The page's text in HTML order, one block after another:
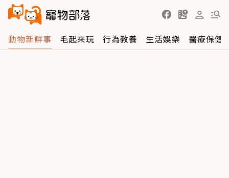
動物新鮮事 毛起來玩 行為教養 生活娛樂 醫療保健